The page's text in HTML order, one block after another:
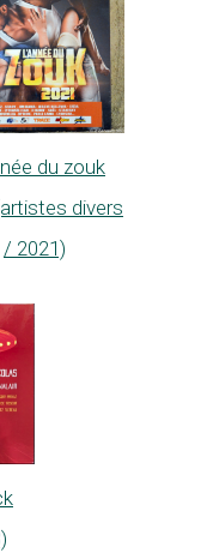
du zouk
divers
/ 2021)